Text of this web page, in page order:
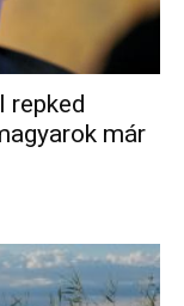
repked
már